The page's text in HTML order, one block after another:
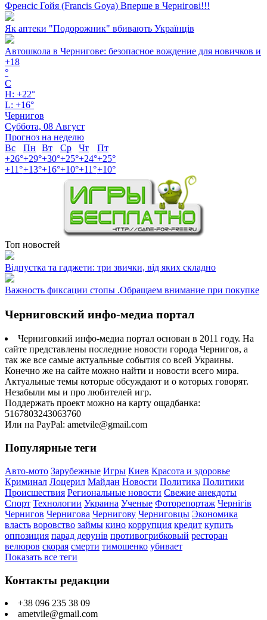
Френсіс Гойя (Francis Goya) Вперше в Чернігові!!!
Як аптеки "Подорожник" вбивають Українців
Автошкола в Чернигове: безопасное вождение для новичков и
+18
°
C
H: +22°
L: +16°
Чернигов
Суббота, 08 Август
Прогноз на неделю
Вс
Пн Вт Ср Чт
Пт
+26°+29°+30°+25°+24°+25°
+11°+13°+16°+10°+11°+10°
Топ новостей
Відпустка та гаджети: три звички, від яких складно
Важность фиксации стопы .Обращаем внимание при покупке
Черниговский инфо-медиа портал
Черниговкий инфо-медиа портал основан в 2011 году. На
сайте представлены последние новости города Чернигов, а
так же все самые актуальные события со всей Украины.
Конечно же на сайте можно найти и новости всего мира.
Актуальные темы которые обсуждают и о которых говорят.
Незабыли мы и про любителей игр.
Поддержать проект можно на карту ощадбанка:
5167803243063760
Или на PayPal: ametvile@gmail.com
Популярные теги
Авто-мото Зарубежные Игры Киев Красота и здоровье
Криминал Лоцерил Майдан Новости Политика Политики
Происшествия Региональные новости Свежие анекдоты
Спорт Технологии Украина Ученые Фоторепортаж Чернігів
Чернигов Чернигова Чернигову Черниговцы Экономика
власть воровство займы кино коррупция кредит купить
оппозиция парад дерунів противогрибковый ресторан
велюров скорая смерти тимошенко убивает
Показать все теги
Контакты редакции
+38 096 235 38 09
ametvile@gmail.com